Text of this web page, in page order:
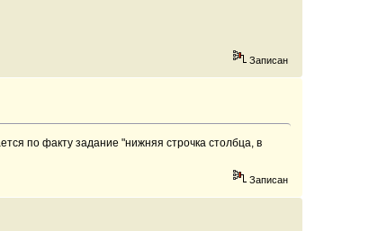
Записан
по факту задание "нижняя строчка столбца, в
Записан